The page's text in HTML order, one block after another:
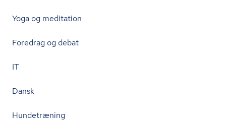
Yoga og meditation
Foredrag og debat
IT
Dansk
Hundetræning